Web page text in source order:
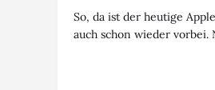
So, da ist der heutige
auch schon wieder vorbei.